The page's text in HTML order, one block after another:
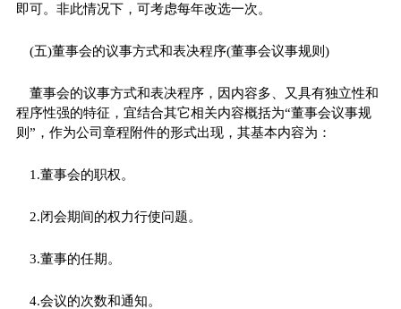
即可。非此情况下，可考虑每年改选一次。
(五)董事会的议事方式和表决程序(董事会议事规则)
董事会的议事方式和表决程序，因内容多、又具有独立性和
程序性强的特征，宜结合其它相关内容概括为“董事会议事规
则”，作为公司章程附件的形式出现，其基本内容为：
1.董事会的职权。
2.闭会期间的权力行使问题。
3.董事的任期。
4.会议的次数和通知。